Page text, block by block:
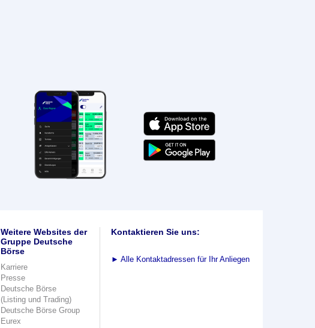
Weitere Websites der
Gruppe Deutsche
Börse
Karriere
Presse
Deutsche Börse
(Listing und Trading)
Deutsche Börse Group
Eurex
Kontaktieren Sie uns:
► Alle Kontaktadressen für Ihr Anliegen